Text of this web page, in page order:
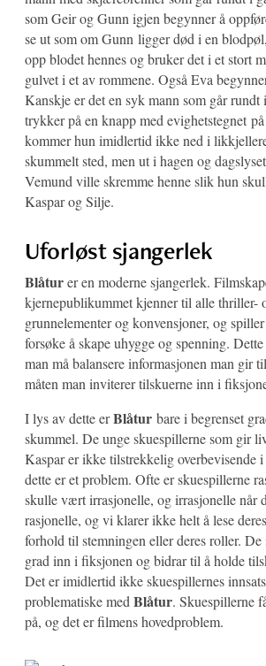
som Geir og Gunn igjen begynner å
se ut som om Gunn ligger død i en
opp blodet hennes og bruker det i et stort
gulvet i et av rommene. Også Eva
Kanskje er det en syk mann som går rundt
trykker på en knapp med evighetstegnet
kommer hun imidlertid ikke ned i
skummelt sted, men ut i hagen og
Vemund ville skremme henne slik hun
Kaspar og Silje.
Uforløst sjangerlek
Blåturer en moderne sjangerlek.
kjernepublikummet kjenner til alle thriller-
grunnelementer og konvensjoner, og
forsøke å skape uhygge og spenning.
man må balansere informasjonen man gir
måten man inviterer tilskuerne inn i
I lys av dette erBlåtur bare i begrenset
skummel. De unge skuespillerne som gir
Kaspar er ikke tilstrekkelig overbevisende
dette er et problem. Ofte er skuespillerne
skulle vært irrasjonelle, og irrasjonelle når
rasjonelle, og vi klarer ikke helt å lese
forhold til stemningen eller deres roller.
grad inn i fiksjonen og bidrar til å holde
Det er imidlertid ikke skuespillernes
problematiske med Blåtur. Skuespillerne
på, og det er filmens hovedproblem.